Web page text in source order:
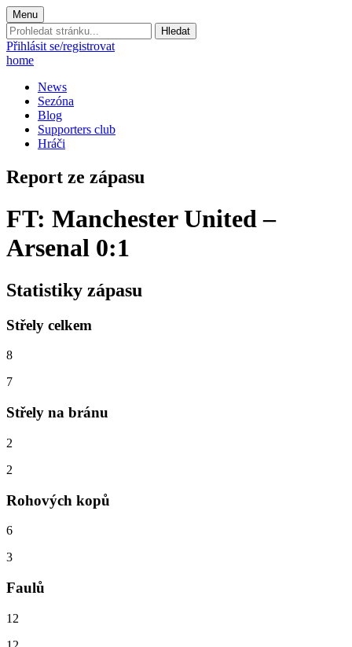
Menu
Prohledat
stránku:
Přihlásit se/registrovat
home
News
Sezóna
Blog
Supporters club
Hráči
Report ze zápasu
FT: Manchester United –
Arsenal 0:1
Statistiky zápasu
Střely celkem
8
7
Střely na bránu
2
2
Rohových kopů
6
3
Faulů
12